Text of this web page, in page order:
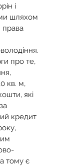
і
шляхом
права
про те,
кв. м,
які
кредит
тому є